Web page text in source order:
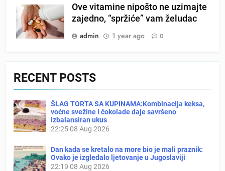
Ove vitamine nipošto ne uzimajte
zajedno, “spržiće” vam želudac
admin
1 year ago 0
RECENT POSTS
ŠLAG TORTA SA KUPINAMA:Kombinacija keksa,
voćne svežine i čokolade daje savršeno
izbalansiran ukus
22:2508 Aug 2026
Dan kada se kretalo na more bio je mali praznik:
Ovako je izgledalo ljetovanje u Jugoslaviji
22:19 08 Aug 2026